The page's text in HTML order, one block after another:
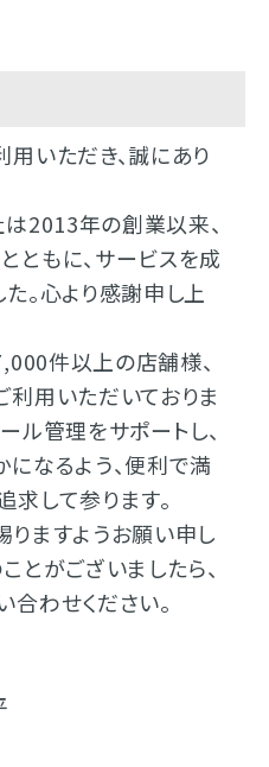
いただき、誠にあり
2013年の創業以来、
ともに、サービスを成
。心より感謝申し上
件以上の店舗様、
用いただいておりま
ル管理をサポートし、
なるよう、便利で満
して参ります。
ますようお願い申し
とがございましたら、
わせください。